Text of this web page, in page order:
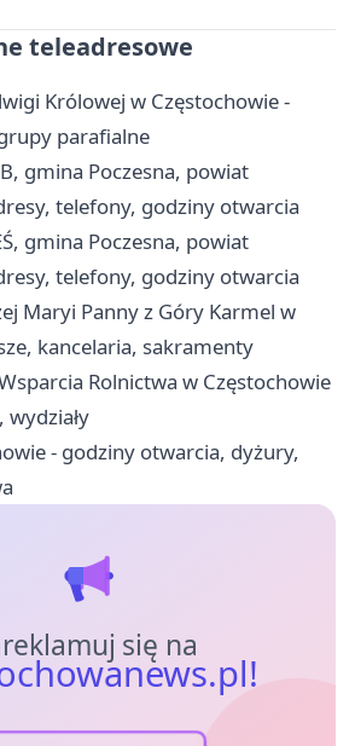
teleadresowe
Królowej w Częstochowie -
parafialne
gmina Poczesna, powiat
telefony, godziny otwarcia
gmina Poczesna, powiat
telefony, godziny otwarcia
Maryi Panny z Góry Karmel w
kancelaria, sakramenty
Rolnictwa w Częstochowie
- godziny otwarcia, dyżury,
się na